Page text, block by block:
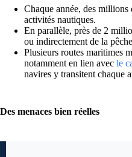
Chaque année, des
activités nautiques.
En parallèle, près de 2
ou indirectement de la
Plusieurs routes maritimes
notamment en lien avec le
navires y transitent chaque
Des menaces bien réelles